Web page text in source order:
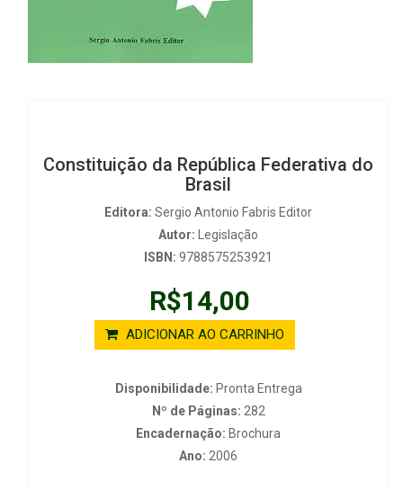
Constituição da República Federativa do
Brasil
Editora: Sergio Antonio Fabris Editor
Autor: Legislação
ISBN: 9788575253921
R$14,00
ADICIONAR AO CARRINHO
Disponibilidade: Pronta Entrega
Nº de Páginas: 282
Encadernação: Brochura
Ano: 2006